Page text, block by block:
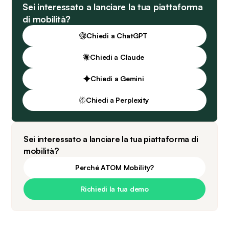
Sei interessato a lanciare la tua piattaforma
di mobilità?
Chiedi a ChatGPT
Chiedi a Claude
Chiedi a Gemini
Chiedi a Perplexity
Sei interessato a lanciare la tua piattaforma di
mobilità?
Perché ATOM Mobility?
Richiedi la tua demo